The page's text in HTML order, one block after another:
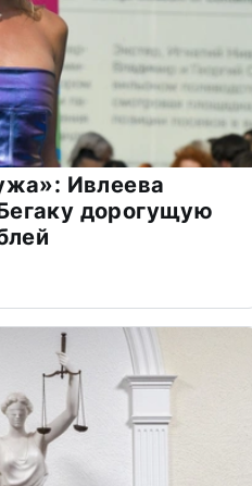
Ивлеева
дорогущую